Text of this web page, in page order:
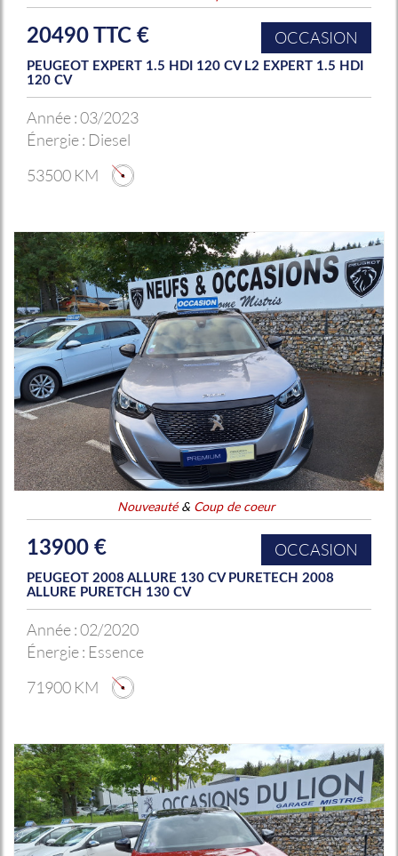
20490 TTC € OCCASION
PEUGEOT EXPERT 1.5 HDI 120 CV L2 EXPERT 1.5 HDI
120 CV
Année :03/2023
Énergie : Diesel
53500 KM
Nouveauté& Coup de coeur
13900 € OCCASION
PEUGEOT 2008 ALLURE 130 CV PURETECH 2008
ALLURE PURETCH 130 CV
Année :02/2020
Énergie : Essence
71900 KM